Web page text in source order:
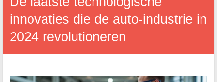
innovaties die de auto-industrie in
2024 revolutioneren